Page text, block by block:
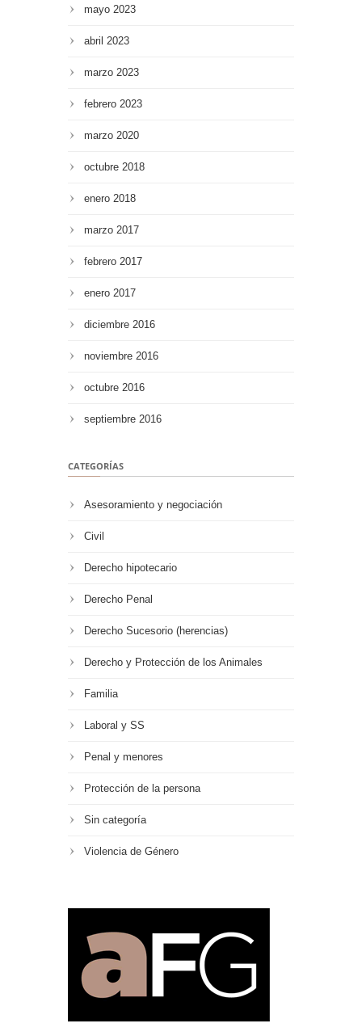
mayo 2023
abril 2023
marzo 2023
febrero 2023
marzo 2020
octubre 2018
enero 2018
marzo 2017
febrero 2017
enero 2017
diciembre 2016
noviembre 2016
octubre 2016
septiembre 2016
CATEGORÍAS
Asesoramiento y negociación
Civil
Derecho hipotecario
Derecho Penal
Derecho Sucesorio (herencias)
Derecho y Protección de los Animales
Familia
Laboral y SS
Penal y menores
Protección de la persona
Sin categoría
Violencia de Género